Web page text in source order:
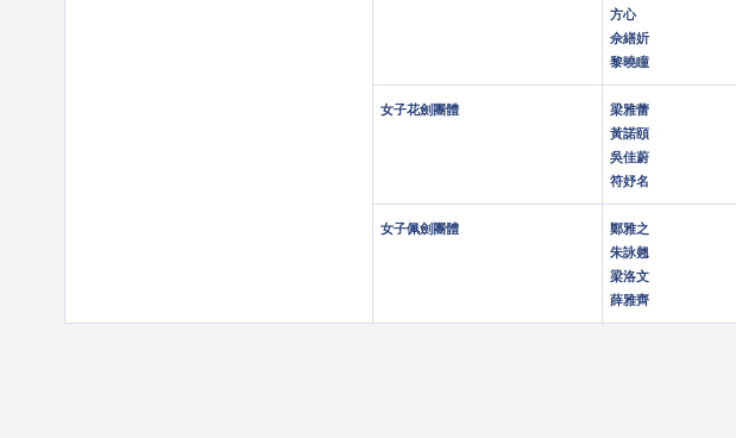
方心
佘繕妡
黎曉瞳
女子花劍團體
梁雅蕾
黃諾頤
吳佳蔚
符妤名
女子佩劍團體
鄭雅之
朱詠翹
梁洛文
薛雅齊